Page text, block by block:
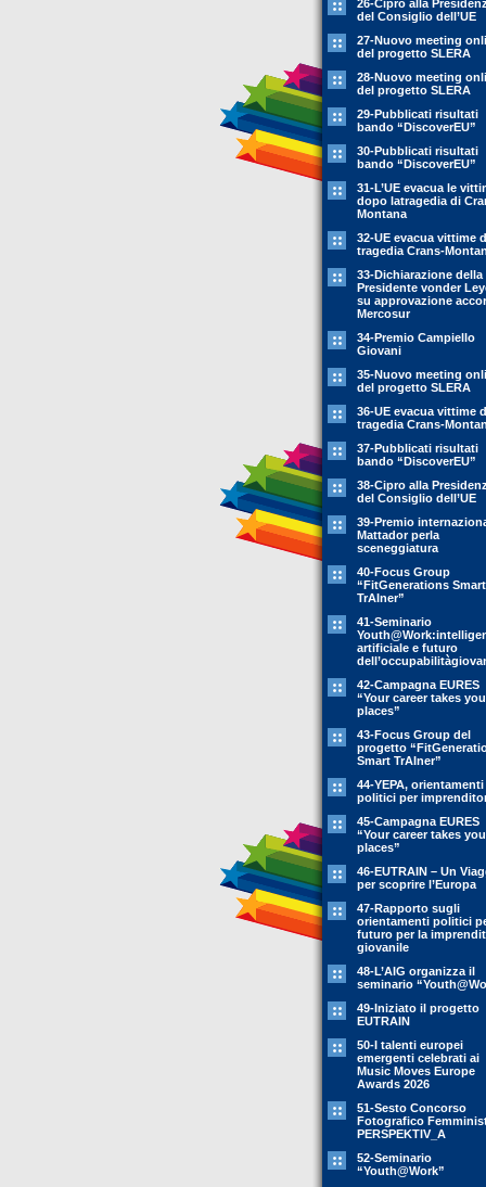
26-Cipro alla
del Consiglio dell’UE
27-Nuovo meeting
del progetto SLERA
28-Nuovo meeting
del progetto SLERA
29-Pubblicati risultati
bando “DiscoverEU”
30-Pubblicati risultati
bando “DiscoverEU”
31-L’UE evacua le
dopo latragedia di
Montana
32-UE evacua vittime
tragedia Crans-
33-Dichiarazione della
Presidente vonder
su approvazione
Mercosur
34-Premio Campiello
Giovani
35-Nuovo meeting
del progetto SLERA
36-UE evacua vittime
tragedia Crans-
37-Pubblicati risultati
bando “DiscoverEU”
38-Cipro alla
del Consiglio dell’UE
39-Premio
Mattador perla
sceneggiatura
40-Focus Group
“FitGenerations Smart
TrAIner”
41-Seminario
artificiale e futuro
42-Campagna EURES
“Your career takes you
places”
43-Focus Group del
progetto
Smart TrAIner”
44-YEPA, orientamenti
politici per
45-Campagna EURES
“Your career takes you
places”
46-EUTRAIN – Un
per scoprire l’Europa
47-Rapporto sugli
orientamenti politici
futuro per la
giovanile
48-L’AIG organizza il
seminario
49-Iniziato il progetto
EUTRAIN
50-I talenti europei
emergenti celebrati ai
Music Moves Europe
Awards 2026
51-Sesto Concorso
Fotografico
PERSPEKTIV_A
52-Seminario
“Youth@Work”